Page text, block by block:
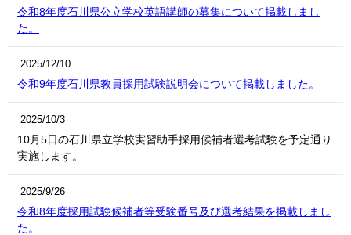
令和8年度石川県公立学校英語講師の募集について掲載しまし
た。
2025/12/10
令和9年度石川県教員採用試験説明会について掲載しました。
2025/10/3
10月5日の石川県立学校実習助手採用候補者選考試験を予定通り
実施します。
2025/9/26
令和8年度採用試験候補者等受験番号及び選考結果を掲載しまし
た。